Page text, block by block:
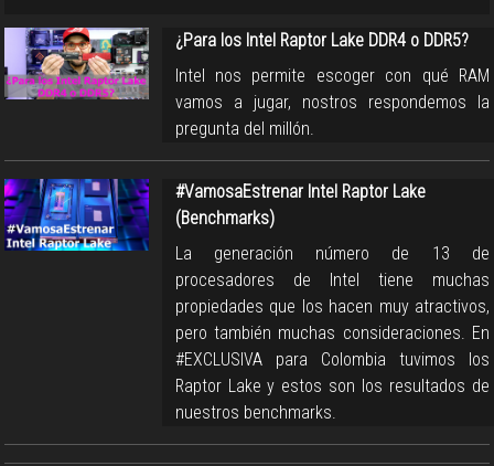
¿Para los Intel Raptor Lake DDR4 o DDR5?
Intel nos permite escoger con qué RAM
vamos a jugar, nostros respondemos la
pregunta del millón.
#VamosaEstrenar Intel Raptor Lake
(Benchmarks)
La generación número de 13 de
procesadores de Intel tiene muchas
propiedades que los hacen muy atractivos,
pero también muchas consideraciones. En
#EXCLUSIVA para Colombia tuvimos los
Raptor Lake y estos son los resultados de
nuestros benchmarks.